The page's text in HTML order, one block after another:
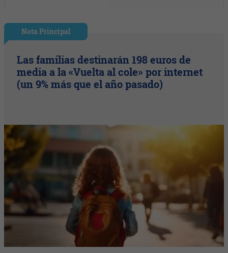
Nota Principal
Las familias destinarán 198 euros de
media a la «Vuelta al cole» por internet
(un 9% más que el año pasado)